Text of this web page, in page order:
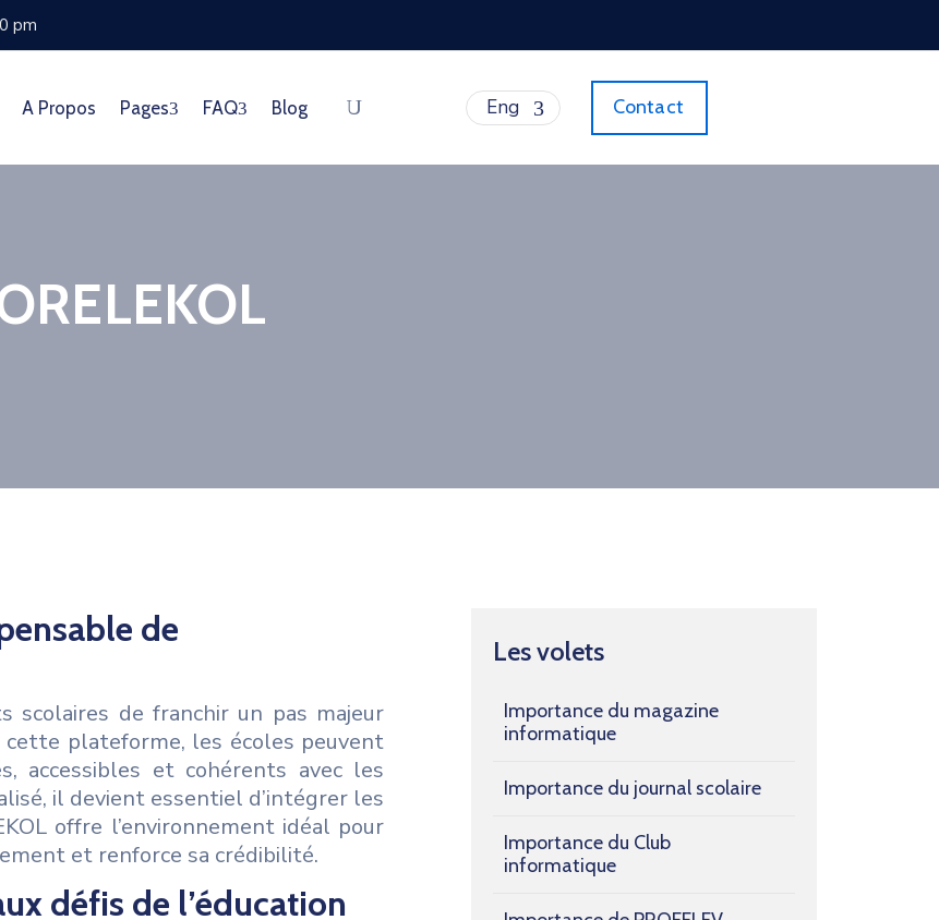
pm
A Propos Pages FAQ Blog Eng Contact
de
scolaires de franchir un pas majeur
cette plateforme, les écoles peuvent
accessibles et cohérents avec les
il devient essentiel d’intégrer les
offre l’environnement idéal pour
et renforce sa crédibilité.
défis de l’éducation
Les volets
Importance du magazine
informatique
Importance du journal scolaire
Importance du Club
informatique